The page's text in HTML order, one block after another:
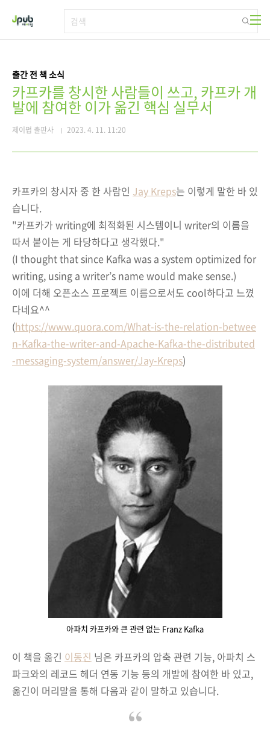
출간 전 책 소식
카프카를 창시한 사람들이 쓰고, 카프카 개
발에 참여한 이가 옮긴 핵심 실무서
제이펍 출판사 2023. 4. 11. 11:20
카프카의 창시자 중 한 사람인 Jay Kreps는 이렇게 말한 바 있
습니다.
"카프카가 writing에 최적화된 시스템이니 writer의 이름을
따서 붙이는 게 타당하다고 생각했다."
(I thought that since Kafka was a system optimized for
writing, using a writer’s name would make sense.)
이에 더해 오픈소스 프로젝트 이름으로서도 cool하다고 느꼈
다네요^^
(https://www.quora.com/What-is-the-relation-betwee
n-Kafka-the-writer-and-Apache-Kafka-the-distributed
-messaging-system/answer/Jay-Kreps)
아파치 카프카와 큰 관련 없는 Franz Kafka
이 책을 옮긴 이동진 님은 카프카의 압축 관련 기능, 아파치 스
파크와의 레코드 헤더 연동 기능 등의 개발에 참여한 바 있고,
옮긴이 머리말을 통해 다음과 같이 말하고 있습니다.